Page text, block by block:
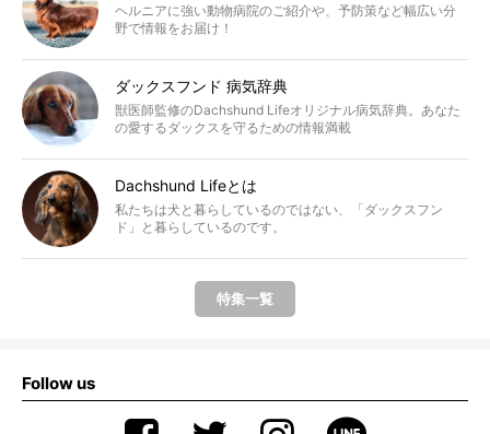
ヘルニアに強い動物病院のご紹介や、予防策など幅広い分
野で情報をお届け！
ダックスフンド 病気辞典
獣医師監修のDachshund Lifeオリジナル病気辞典。あなた
の愛するダックスを守るための情報満載
Dachshund Lifeとは
私たちは犬と暮らしているのではない、「ダックスフン
ド」と暮らしているのです。
特集一覧
Follow us